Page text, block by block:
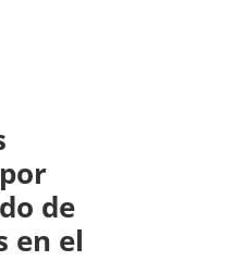
de
en el